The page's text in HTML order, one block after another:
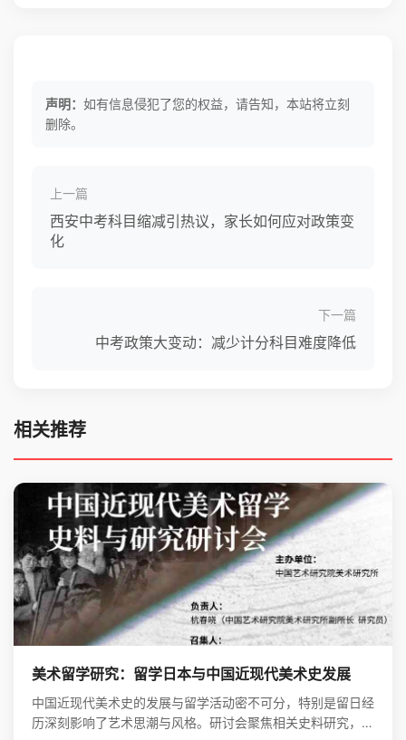
声明： 如有信息侵犯了您的权益，请告知，本站将立刻
删除。
上一篇
西安中考科目缩减引热议，家长如何应对政策变
化
下一篇
中考政策大变动：减少计分科目难度降低
相关推荐
美术留学研究：留学日本与中国近现代美术史发展
中国近现代美术史的发展与留学活动密不可分，特别是留日经
历深刻影响了艺术思潮与风格。研讨会聚焦相关史料研究，揭